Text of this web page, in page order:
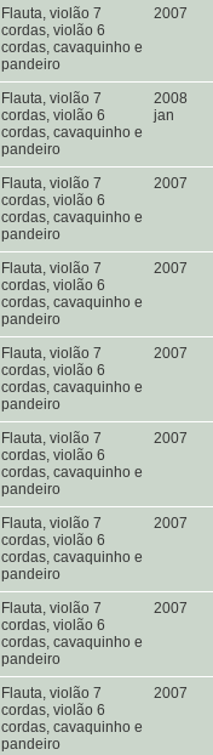
Flauta, violão 7
cordas, violão 6
cordas, cavaquinho e
pandeiro
2007
Flauta, violão 7
cordas, violão 6
cordas, cavaquinho e
pandeiro
2008
jan
Flauta, violão 7
cordas, violão 6
cordas, cavaquinho e
pandeiro
2007
Flauta, violão 7
cordas, violão 6
cordas, cavaquinho e
pandeiro
2007
Flauta, violão 7
cordas, violão 6
cordas, cavaquinho e
pandeiro
2007
Flauta, violão 7
cordas, violão 6
cordas, cavaquinho e
pandeiro
2007
Flauta, violão 7
cordas, violão 6
cordas, cavaquinho e
pandeiro
2007
Flauta, violão 7
cordas, violão 6
cordas, cavaquinho e
pandeiro
2007
Flauta, violão 7
cordas, violão 6
cordas, cavaquinho e
pandeiro
2007